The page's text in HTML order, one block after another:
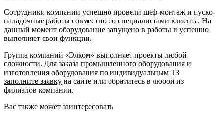
Сотрудники компании успешно провели шеф-монтаж и пуско-
наладочные работы совместно со специалистами клиента. На
данный момент оборудование запущено в работы и успешно
выполняет свои функции.
Группа компаний «Элком» выполняет проекты любой
сложности. Для заказа промышленного оборудования и
изготовления оборудования по индивидуальным ТЗ
заполните заявку на сайте или обратитесь в любой из
филиалов компании.
Вас также может заинтересовать